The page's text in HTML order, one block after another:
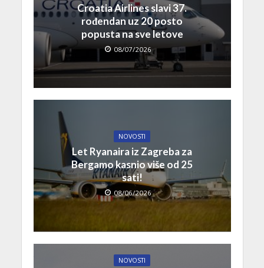
Croatia Airlines slavi 37.
rođendan uz 20 posto
popusta na sve letove
08/07/2026
NOVOSTI
Let Ryanaira iz Zagreba za
Bergamo kasnio više od 25
sati!
08/06/2026
NOVOSTI